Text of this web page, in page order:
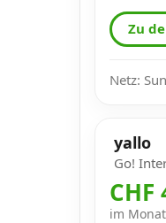
Zu
Netz:
yallo
Go!
CHF
im Monat